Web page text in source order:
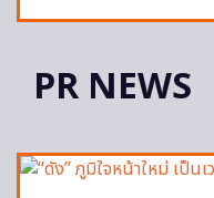
PR NEWS